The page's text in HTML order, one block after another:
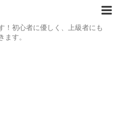
！初心者に優しく、上級者にも
ます。